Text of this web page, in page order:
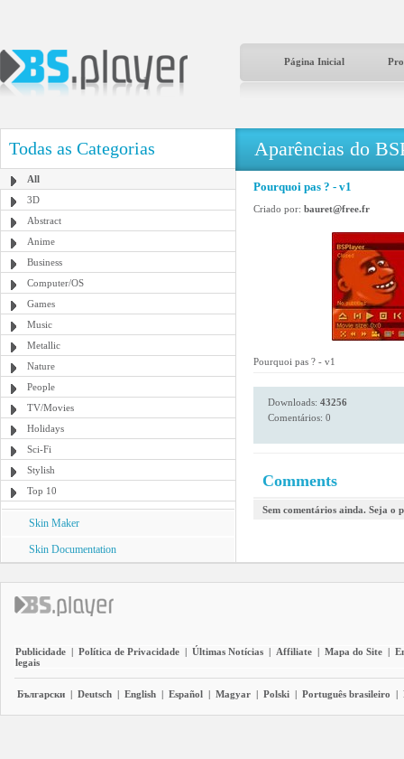
Página Inicial
Todas as Categorias
All
3D
Abstract
Anime
Business
Computer/OS
Games
Music
Metallic
Nature
People
TV/Movies
Holidays
Sci-Fi
Stylish
Top 10
Skin Maker
Skin Documentation
Aparências do
Pourquoi pas ? - v1
Criado por: bauret@free.fr
Pourquoi pas ? - v1
Downloads: 43256
Comentários: 0
Comments
Sem comentários ainda. Seja o
Publicidade | Política de Privacidade | Últimas Notícias | Affiliate | Mapa do Site |
legais
Български | Deutsch | English | Español | Magyar | Polski | Português brasileiro |